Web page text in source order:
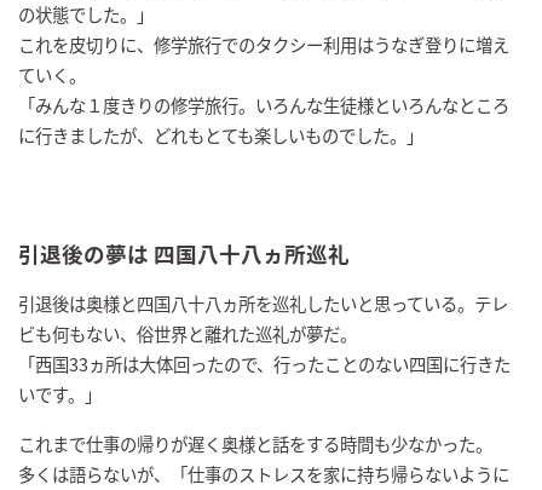
の状態でした。」
これを皮切りに、修学旅行でのタクシー利用はうなぎ登りに増え
ていく。
「みんな１度きりの修学旅行。いろんな生徒様といろんなところ
に行きましたが、どれもとても楽しいものでした。」
引退後の夢は 四国八十八ヵ所巡礼
引退後は奥様と四国八十八ヵ所を巡礼したいと思っている。テレ
ビも何もない、俗世界と離れた巡礼が夢だ。
「西国33ヵ所は大体回ったので、行ったことのない四国に行きた
いです。」
これまで仕事の帰りが遅く奥様と話をする時間も少なかった。
多くは語らないが、「仕事のストレスを家に持ち帰らないように